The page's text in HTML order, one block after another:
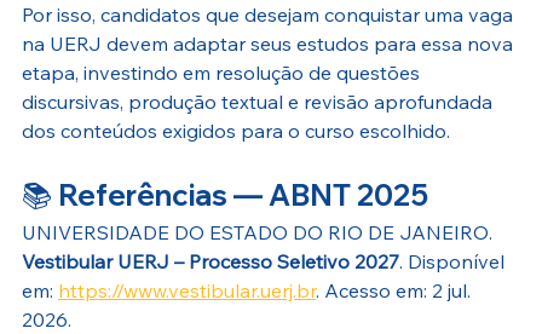
Por isso, candidatos que desejam conquistar uma vaga
na UERJ devem adaptar seus estudos para essa nova
etapa, investindo em resolução de questões
discursivas, produção textual e revisão aprofundada
dos conteúdos exigidos para o curso escolhido.
📚 Referências — ABNT 2025
UNIVERSIDADE DO ESTADO DO RIO DE JANEIRO.
Vestibular UERJ – Processo Seletivo 2027. Disponível
em: https://www.vestibular.uerj.br. Acesso em: 2 jul.
2026.